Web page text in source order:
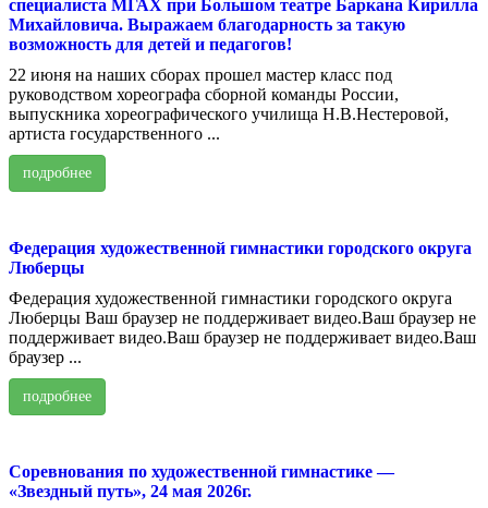
специалиста МГАХ при Большом театре Баркана Кирилла
Михайловича. Выражаем благодарность за такую
возможность для детей и педагогов!
22 июня на наших сборах прошел мастер класс под
руководством хореографа сборной команды России,
выпускника хореографического училища Н.В.Нестеровой,
артиста государственного ...
подробнее
Федерация художественной гимнастики городского округа
Люберцы
Федерация художественной гимнастики городского округа
Люберцы Ваш браузер не поддерживает видео.Ваш браузер не
поддерживает видео.Ваш браузер не поддерживает видео.Ваш
браузер ...
подробнее
Соревнования по художественной гимнастике —
«Звездный путь», 24 мая 2026г.